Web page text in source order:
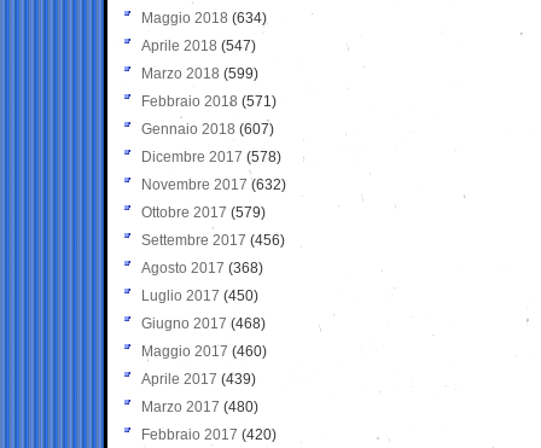
Maggio 2018 (634)
Aprile 2018 (547)
Marzo 2018 (599)
Febbraio 2018 (571)
Gennaio 2018 (607)
Dicembre 2017 (578)
Novembre 2017 (632)
Ottobre 2017 (579)
Settembre 2017 (456)
Agosto 2017 (368)
Luglio 2017 (450)
Giugno 2017 (468)
Maggio 2017 (460)
Aprile 2017 (439)
Marzo 2017 (480)
Febbraio 2017 (420)